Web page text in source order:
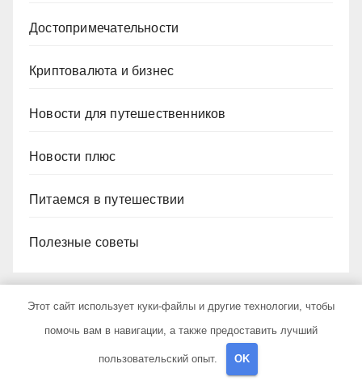
Достопримечательности
Криптовалюта и бизнес
Новости для путешественников
Новости плюс
Питаемся в путешествии
Полезные советы
Этот сайт использует куки-файлы и другие технологии, чтобы
помочь вам в навигации, а также предоставить лучший
пользовательский опыт. OK